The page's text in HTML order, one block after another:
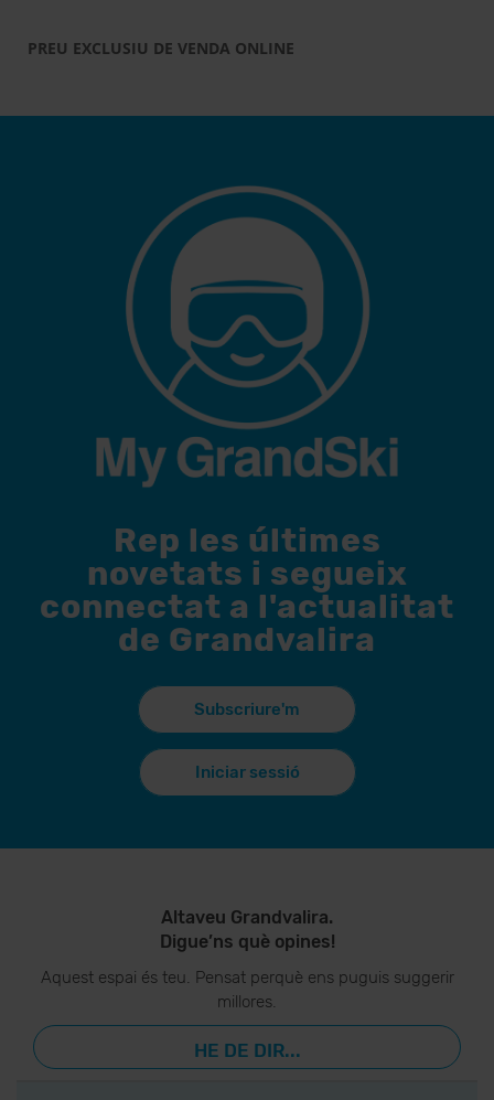
PREU EXCLUSIU DE VENDA ONLINE
Rep les últimes
novetats i segueix
connectat a l'actualitat
de Grandvalira
Subscriure'm
Iniciar sessió
Altaveu Grandvalira.
Digue’ns què opines!
Aquest espai és teu. Pensat perquè ens puguis suggerir
millores.
HE DE DIR...